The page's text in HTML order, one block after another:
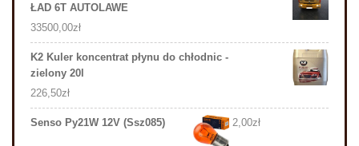
ŁAD 6T AUTOLAWE
33500,00zł
K2 Kuler koncentrat płynu do chłodnic -
zielony 20l
226,50zł
Senso Py21W 12V (Ssz085) 2,00zł